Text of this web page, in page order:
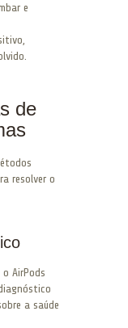
e
de
resolver o
AirPods
a saúde